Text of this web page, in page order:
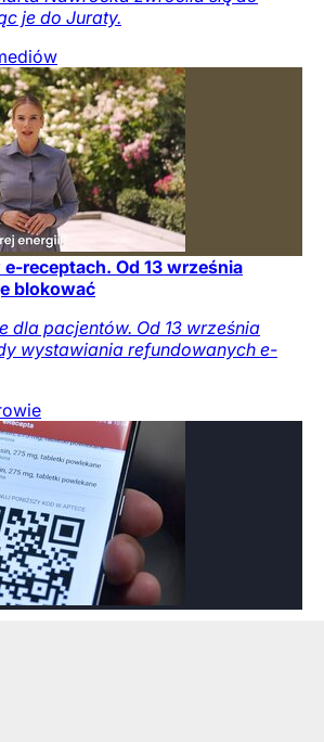
je do Juraty.
receptach. Od 13 września
blokować
dla pacjentów. Od 13 września
wystawiania refundowanych e-